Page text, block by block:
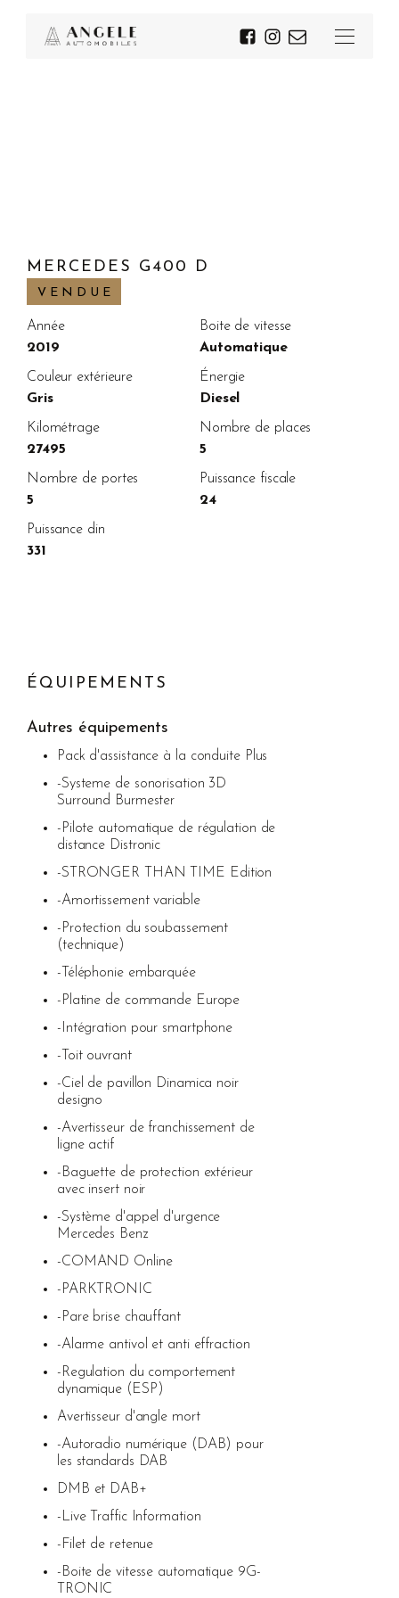
MERCEDES G400 D
VENDUE
Année
2019
Boite de vitesse
Automatique
Couleur extérieure
Gris
Énergie
Diesel
Kilométrage
27495
Nombre de places
5
Nombre de portes
5
Puissance fiscale
24
Puissance din
331
ÉQUIPEMENTS
Autres équipements
Pack d'assistance à la conduite Plus
-Systeme de sonorisation 3D
Surround Burmester
-Pilote automatique de régulation de
distance Distronic
-STRONGER THAN TIME Edition
-Amortissement variable
-Protection du soubassement
(technique)
-Téléphonie embarquée
-Platine de commande Europe
-Intégration pour smartphone
-Toit ouvrant
-Ciel de pavillon Dinamica noir
designo
-Avertisseur de franchissement de
ligne actif
-Baguette de protection extérieur
avec insert noir
-Système d'appel d'urgence
Mercedes Benz
-COMAND Online
-PARKTRONIC
-Pare brise chauffant
-Alarme antivol et anti effraction
-Regulation du comportement
dynamique (ESP)
Avertisseur d'angle mort
-Autoradio numérique (DAB) pour
les standards DAB
DMB et DAB+
-Live Traffic Information
-Filet de retenue
-Boite de vitesse automatique 9G-
TRONIC